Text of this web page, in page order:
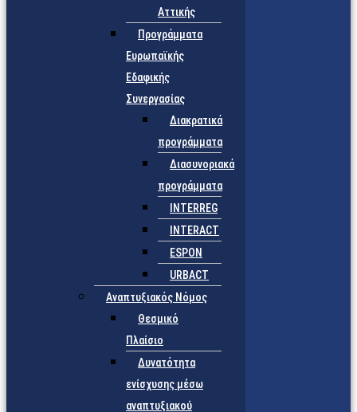
Αττικής
Προγράμματα
Ευρωπαϊκής
Εδαφικής
Συνεργασίας
Διακρατικά
προγράμματα
Διασυνοριακά
προγράμματα
INTERREG
INTERACT
ESPON
URBACT
Αναπτυξιακός Νόμος
Θεσμικό
Πλαίσιο
Δυνατότητα
ενίσχυσης μέσω
αναπτυξιακού